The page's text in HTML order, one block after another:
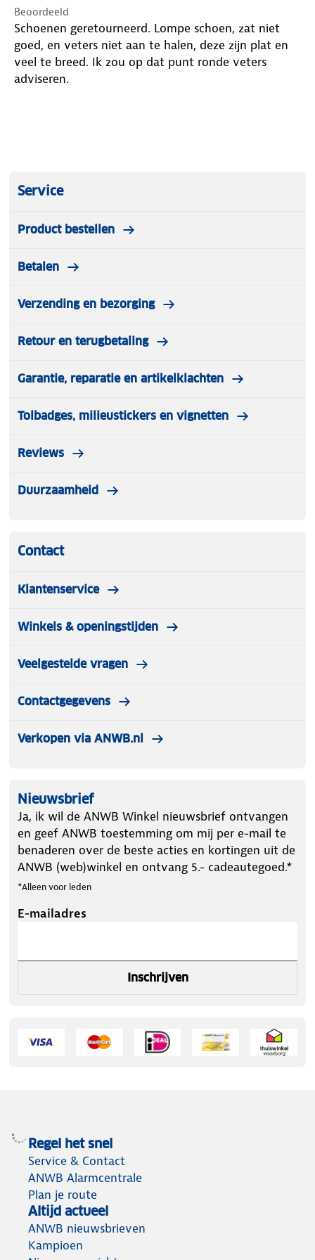
Beoordeeld
Schoenen geretourneerd. Lompe schoen, zat niet
goed, en veters niet aan te halen, deze zijn plat en
veel te breed. Ik zou op dat punt ronde veters
adviseren.
Service
Product bestellen
Betalen
Verzending en bezorging
Retour en terugbetaling
Garantie, reparatie en artikelklachten
Tolbadges, milieustickers en vignetten
Reviews
Duurzaamheid
Contact
Klantenservice
Winkels & openingstijden
Veelgestelde vragen
Contactgegevens
Verkopen via ANWB.nl
Nieuwsbrief
Ja, ik wil de ANWB Winkel nieuwsbrief ontvangen
en geef ANWB toestemming om mij per e-mail te
benaderen over de beste acties en kortingen uit de
ANWB (web)winkel en ontvang 5.- cadeautegoed.*
*Alleen voor leden
E-mailadres
Inschrijven
Regel het snel
Service & Contact
ANWB Alarmcentrale
Plan je route
Altijd actueel
ANWB nieuwsbrieven
Kampioen